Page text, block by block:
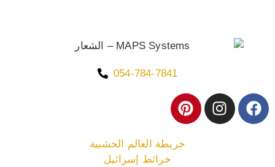
054-784-7841
خريطة العالم الخشبية
خرائط إسرائيل